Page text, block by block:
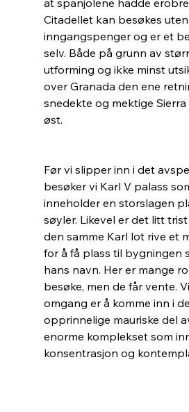
at spanjolene hadde
Citadellet kan besøkes
inngangspenger og er et
selv. Både på grunn av
utforming og ikke minst
over Granada den ene
snedekte og mektige
øst.
Før vi slipper inn i det
besøker vi Karl V palass
inneholder en storslagen
søyler. Likevel er det litt
den samme Karl lot rive et
for å få plass til bygningen
hans navn. Her er mange
besøke, men de får vente.
omgang er å komme inn i
opprinnelige mauriske del
enorme komplekset som
konsentrasjon og